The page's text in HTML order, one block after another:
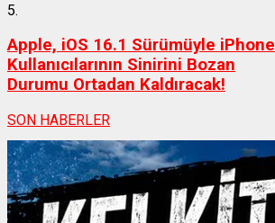
5.
Apple, iOS 16.1 Sürümüyle iPhone
Kullanıcılarının Sinirini Bozan
Durumu Ortadan Kaldıracak!
SON HABERLER